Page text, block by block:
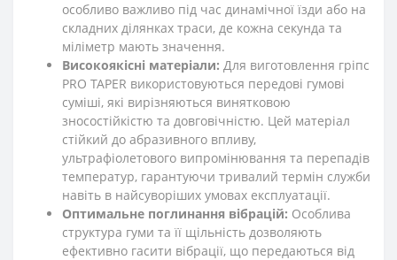
особливо важливо під час динамічної їзди або на
складних ділянках траси, де кожна секунда та
міліметр мають значення.
Високоякісні матеріали: Для виготовлення гріпс
PRO TAPER використовуються передові гумові
суміші, які вирізняються винятковою
зносостійкістю та довговічністю. Цей матеріал
стійкий до абразивного впливу,
ультрафіолетового випромінювання та перепадів
температур, гарантуючи тривалий термін служби
навіть в найсуворіших умовах експлуатації.
Оптимальне поглинання вібрацій: Особлива
структура гуми та її щільність дозволяють
ефективно гасити вібрації, що передаються від